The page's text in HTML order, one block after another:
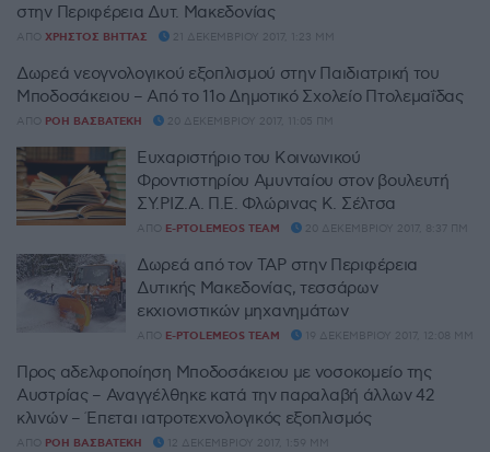
στην Περιφέρεια Δυτ. Μακεδονίας
ΑΠΌ ΧΡΉΣΤΟΣ ΒΉΤΤΑΣ 21 ΔΕΚΕΜΒΡΊΟΥ 2017, 1:23 ΜΜ
Δωρεά νεογνολογικού εξοπλισμού στην Παιδιατρική του
Μποδοσάκειου – Από το 11ο Δημοτικό Σχολείο Πτολεμαΐδας
ΑΠΌ ΡΌΗ ΒΑΣΒΑΤΈΚΗ 20 ΔΕΚΕΜΒΡΊΟΥ 2017, 11:05 ΠΜ
Ευχαριστήριο του Κοινωνικού
Φροντιστηρίου Aμυνταίου στον βουλευτή
ΣΥ.ΡΙΖ.Α. Π.Ε. Φλώρινας Κ. Σέλτσα
ΑΠΌ E-PTOLEMEOS TEAM 20 ΔΕΚΕΜΒΡΊΟΥ 2017, 8:37 ΠΜ
Δωρεά από τον TAP στην Περιφέρεια
Δυτικής Μακεδονίας, τεσσάρων
εκχιονιστικών μηχανημάτων
ΑΠΌ E-PTOLEMEOS TEAM 19 ΔΕΚΕΜΒΡΊΟΥ 2017, 12:08 ΜΜ
Προς αδελφοποίηση Μποδοσάκειου με νοσοκομείο της
Αυστρίας – Αναγγέλθηκε κατά την παραλαβή άλλων 42
κλινών – Έπεται ιατροτεχνολογικός εξοπλισμός
ΑΠΌ ΡΌΗ ΒΑΣΒΑΤΈΚΗ 12 ΔΕΚΕΜΒΡΊΟΥ 2017, 1:59 ΜΜ